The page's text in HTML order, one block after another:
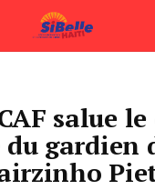
salue
gardien